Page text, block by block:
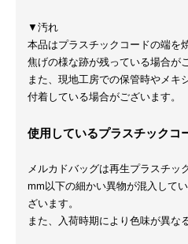
▼汚れ
本品はプラスチックコードの端を
焦げの様な跡が残っている場合が
また、現地工房での保管時やメキ
付着している場合がございます。
使用しているプラスチックコ
メルカドバッグは再生プラスチッ
mm以下の細かい異物が混入して
ざいます。
また、入荷時期により色味が異な